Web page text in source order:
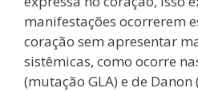
manifestações ocorrerem
coração sem apresentar
sistêmicas, como ocorre
(mutação GLA) e de